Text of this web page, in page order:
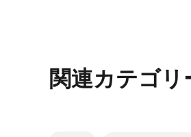
関連カテゴリ